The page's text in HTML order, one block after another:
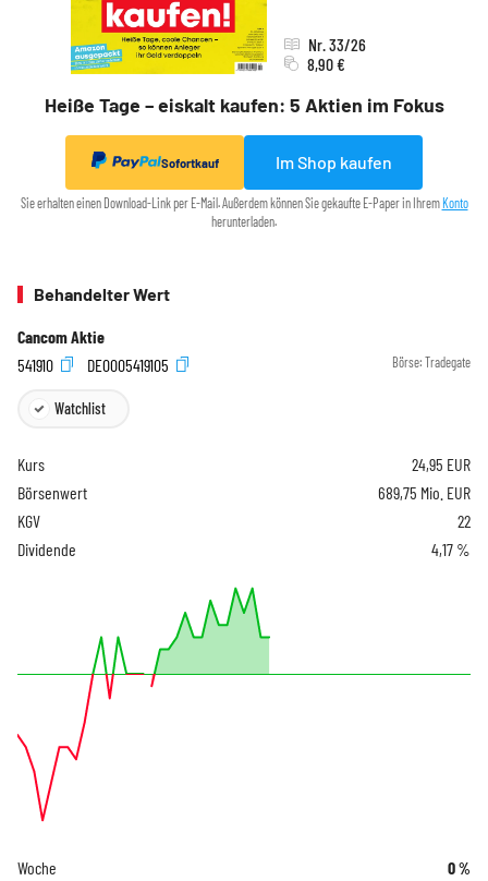
Heiße Tage – eiskalt kaufen: 5 Aktien im Fokus
Nr. 33/26
8,90 €
Sofortkauf Im Shop kaufen
Sie erhalten einen Download-Link per E-Mail. Außerdem können Sie gekaufte E-Paper in Ihrem Konto
herunterladen.
Behandelter Wert
Cancom Aktie
541910
DE0005419105 Börse: Tradegate
Watchlist
Kurs 24,95 EUR
Börsenwert
689,75 Mio. EUR
KGV
22
Dividende
4,17 %
Woche 0%